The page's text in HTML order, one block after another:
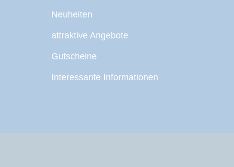
Neuheiten
attraktive Angebote
Gutscheine
Interessante Informationen